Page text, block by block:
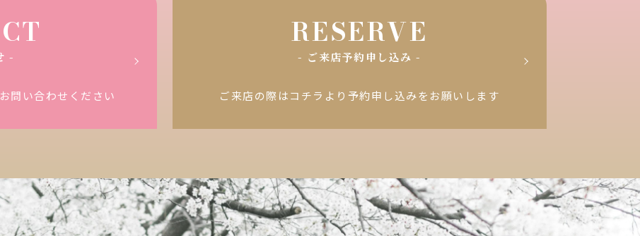
PLAN
プラ
-
問い合わせください
RESERVE
- ご来店予約申し込み -
ご来店の際はコチラより 予約申し込みをお願いします